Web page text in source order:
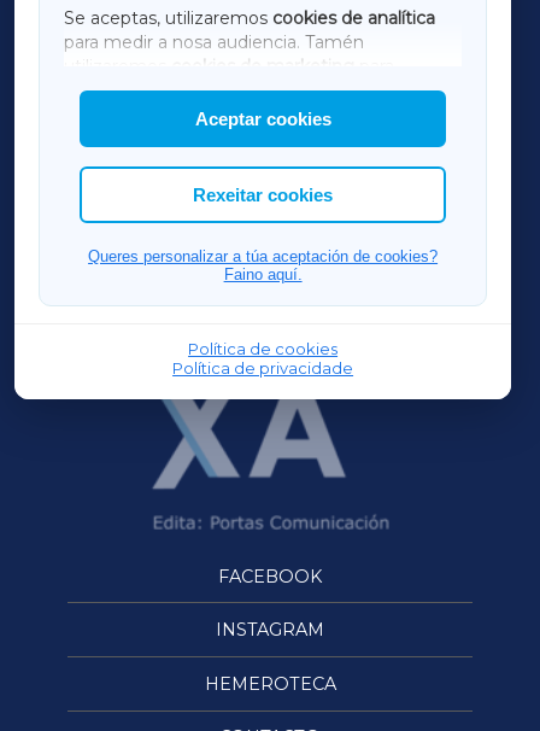
Se aceptas, utilizaremos cookies de analítica
para medir a nosa audiencia. Tamén
utilizaremos
cookies de marketing
mostrar publicidade de terceiros.
Así mesmo, podes personalizar a elección das
cookies que desexas permitir.
Aceptar cookies
Rexeitar cookies
Queres personalizar a túa aceptación de cookies?
Faino aquí.
Política de cookies
Política de privacidade
AMARIÑAXA
RIBEIRASACRAXA
ACORUÑAXA
FERROLXA
OURENSEXA
FACEBOOK
INSTAGRAM
HEMEROTECA